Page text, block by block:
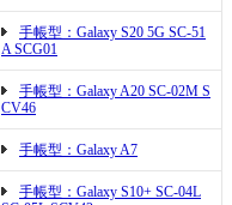
手帳型：Galaxy S20 5G SC-51
A SCG01
手帳型：Galaxy A20 SC-02M S
CV46
手帳型：Galaxy A7
手帳型：Galaxy S10+ SC-04L